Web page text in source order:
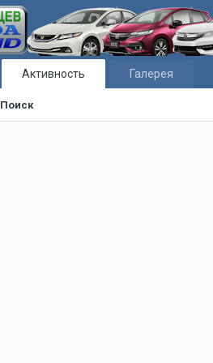
Активность
Поиск
Галерея